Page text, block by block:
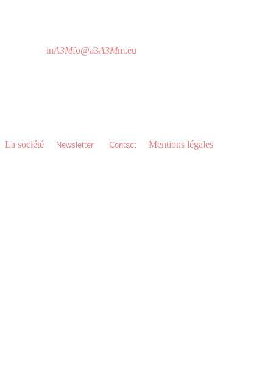
inA3Mfo@a3A3Mm.eu
La société
Mentions légales